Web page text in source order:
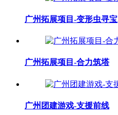
广州拓展项目-变形虫寻宝
广州拓展项目-合力筑塔
广州团建游戏-支援前线